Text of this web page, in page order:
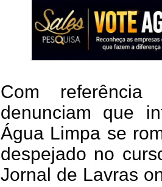
Com
denunciam que
Água Limpa se
despejado no
Jornal de Lavras